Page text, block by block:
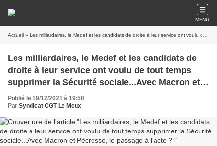
MENU
Accueil » Les milliardaires, le Medef et les candidats de droite à leur service ont voulu de tout temps supprimer la Sécurité sociale...Avec Macron et Pécresse, le passage à l'acte ?
Les milliardaires, le Medef et les candidats de
droite à leur service ont voulu de tout temps
supprimer la Sécurité sociale...Avec Macron et
Pécresse, le passage à l'acte ?
Publié le 19/12/2021 à 19:50
Par Syndicat CGT Le Meux